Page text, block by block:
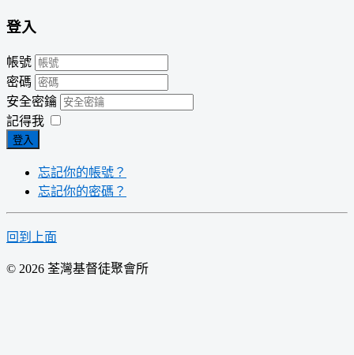
登入
帳號
密碼
安全密鑰
記得我
登入
忘記你的帳號？
忘記你的密碼？
回到上面
© 2026 荃灣基督徒聚會所